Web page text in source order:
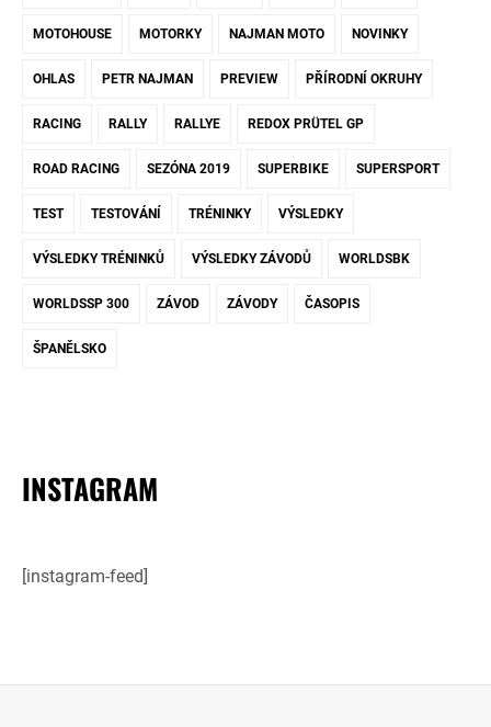
MOTOHOUSE MOTORKY NAJMAN MOTO NOVINKY
OHLAS PETR NAJMAN PREVIEW PŘÍRODNÍ OKRUHY
RACING RALLY RALLYE REDOX PRÜTEL GP
ROAD RACING SEZÓNA 2019 SUPERBIKE SUPERSPORT
TEST TESTOVÁNÍ TRÉNINKY VÝSLEDKY
VÝSLEDKY TRÉNINKŮ VÝSLEDKY ZÁVODŮ WORLDSBK
WORLDSSP 300 ZÁVOD ZÁVODY ČASOPIS
ŠPANĚLSKO
INSTAGRAM
[instagram-feed]